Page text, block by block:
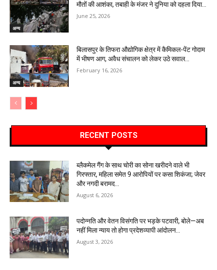
अन्य
मौतों की आशंका, तबाही के मंजर ने दुनिया को दहला दिया…
June 25, 2026
अन्य
बिलासपुर के तिफरा औद्योगिक क्षेत्र में कैमिकल-पेंट गोदाम
में भीषण आग, अवैध संचालन को लेकर उठे सवाल…
February 16, 2026
RECENT POSTS
ब्लैकमेल गैंग के साथ चोरी का सोना खरीदने वाले भी
गिरफ्तार, महिला समेत 9 आरोपियों पर कसा शिकंजा; जेवर
और नगदी बरामद…
August 6, 2026
पदोन्नति और वेतन विसंगति पर भड़के पटवारी, बोले—अब
नहीं मिला न्याय तो होगा प्रदेशव्यापी आंदोलन…
August 3, 2026